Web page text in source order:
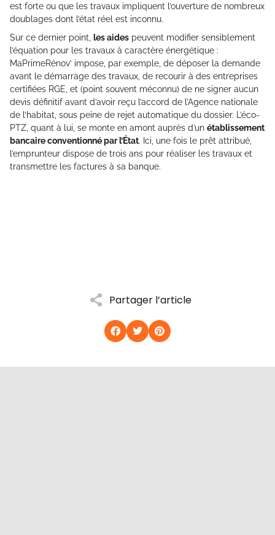
Partager l’article
est forte ou que les travaux impliquent l’ouverture de nombreux
doublages dont l’état réel est inconnu.
Sur ce dernier point,
les aides peuvent modifier sensiblement
l’équation pour les travaux à caractère énergétique :
MaPrimeRénov’ impose, par exemple, de déposer la demande
avant le démarrage des travaux, de recourir à des entreprises
certifiées RGE, et (point souvent méconnu) de ne signer aucun
devis définitif avant d’avoir reçu l’accord de l’Agence nationale
de l’habitat, sous peine de rejet automatique du dossier. L’éco-
PTZ, quant à lui, se monte en amont auprès d’un établissement
bancaire conventionné par l’État. Ici, une fois le prêt attribué,
l’emprunteur dispose de trois ans pour réaliser les travaux et
transmettre les factures à sa banque.